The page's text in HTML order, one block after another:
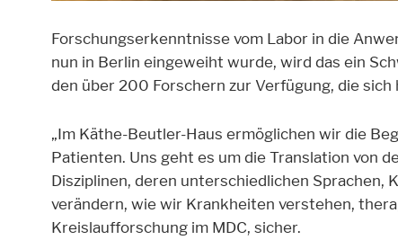
Forschungserkenntnisse vom Labor in die
nun in Berlin eingeweiht wurde, wird das ein
den über 200 Forschern zur Verfügung, die
„Im Käthe-Beutler-Haus ermöglichen wir die
Patienten. Uns geht es um die Translation von
Disziplinen, deren unterschiedlichen Sprachen,
verändern, wie wir Krankheiten verstehen,
Kreislaufforschung im MDC, sicher.